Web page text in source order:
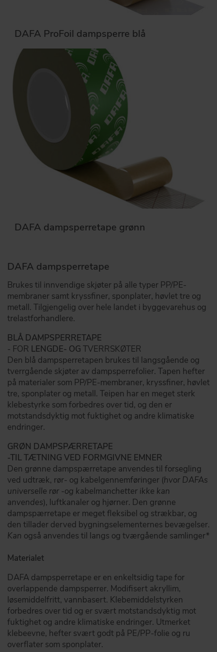
DAFA ProFoil dampsperre blå
DAFA dampsperretape grønn
DAFA dampsperretape
Brukes til innvendige skjøter på alle typer PP/PE-
membraner samt kryssfiner, sponplater, høvlet tre og
metall. Tilgjengelig over hele landet i byggevarehus og
trelastforhandlere.
BLÅ DAMPSPERRETAPE
- FOR LENGDE- OG TVERRSKØTER
Den blå dampsperretapen brukes til langsgående og
tverrgående skjøter av dampsperrefolier. Tapen hefter
på materialer som PP/PE-membraner, kryssfiner, høvlet
tre, sponplater og metall. Teipen har en meget sterk
klebestyrke som forbedres over tid, og den er
motstandsdyktig mot fuktighet og andre klimatiske
endringer.
GRØN DAMPSPÆRRETAPE
-TIL TÆTNING VED FORMGIVNE EMNER
Den grønne dampspærretape anvendes til forsegling
ved udtræk, rør- og kabelgennemføringer (hvor DAFAs
universelle rør -og kabelmanchetter ikke kan
anvendes), luftkanaler og hjørner. Den grønne
dampspærretape er meget fleksibel og strækbar, og
den tillader derved bygningselementernes bevægelser.
Kan også anvendes til langs og tværgående samlinger*
Materialet
DAFA dampsperretape er en enkeltsidig tape for
overlappende dampsperrer. Modifisert akryllim,
løsemiddelfritt, vannbasert. Klebemiddelstyrken
forbedres over tid og er svært motstandsdyktig mot
fuktighet og andre klimatiske endringer. Utmerket
klebeevne, hefter svært godt på PE/PP-folie og ru
overflater som sponplater.